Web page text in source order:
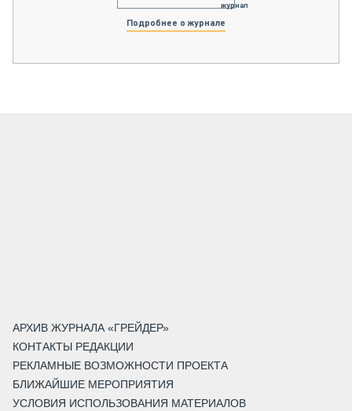
журнал
Подробнее о журнале
АРХИВ ЖУРНАЛА «ГРЕЙДЕР»
КОНТАКТЫ РЕДАКЦИИ
РЕКЛАМНЫЕ ВОЗМОЖНОСТИ ПРОЕКТА
БЛИЖАЙШИЕ МЕРОПРИЯТИЯ
УСЛОВИЯ ИСПОЛЬЗОВАНИЯ МАТЕРИАЛОВ